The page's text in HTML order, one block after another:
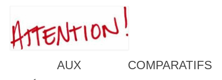
AUX COMPARATIFS